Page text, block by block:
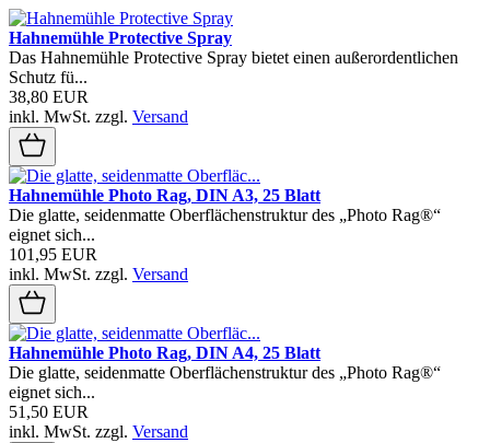
Hahnemühle Protective Spray
Das Hahnemühle Protective Spray bietet einen außerordentlichen
Schutz fü...
38,80 EUR
inkl. MwSt. zzgl. Versand
Hahnemühle Photo Rag, DIN A3, 25 Blatt
Die glatte, seidenmatte Oberflächenstruktur des „Photo Rag®“
eignet sich...
101,95 EUR
inkl. MwSt. zzgl. Versand
Hahnemühle Photo Rag, DIN A4, 25 Blatt
Die glatte, seidenmatte Oberflächenstruktur des „Photo Rag®“
eignet sich...
51,50 EUR
inkl. MwSt. zzgl. Versand